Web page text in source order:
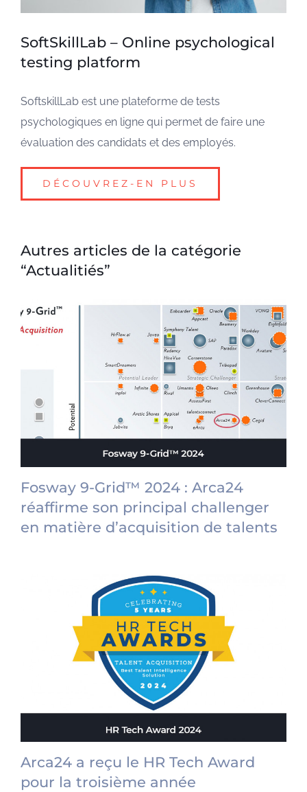
SoftSkillLab – Online psychological
testing platform
SoftskillLab est une plateforme de tests
psychologiques en ligne qui permet de faire une
évaluation des candidats et des employés.
DÉCOUVREZ-EN PLUS
Autres articles de la catégorie
“Actualitiés”
Fosway 9-Grid™ 2024 : Arca24
réaffirme son principal challenger
en matière d’acquisition de talents
Arca24 a reçu le HR Tech Award
pour la troisième année